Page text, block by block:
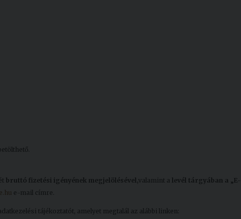
bruttó fizetési igényének megjelölésével, valamint a levél tárgyában a „E-
e-mail címre.
tájékoztatót, amelyet megtalál az alábbi linken: